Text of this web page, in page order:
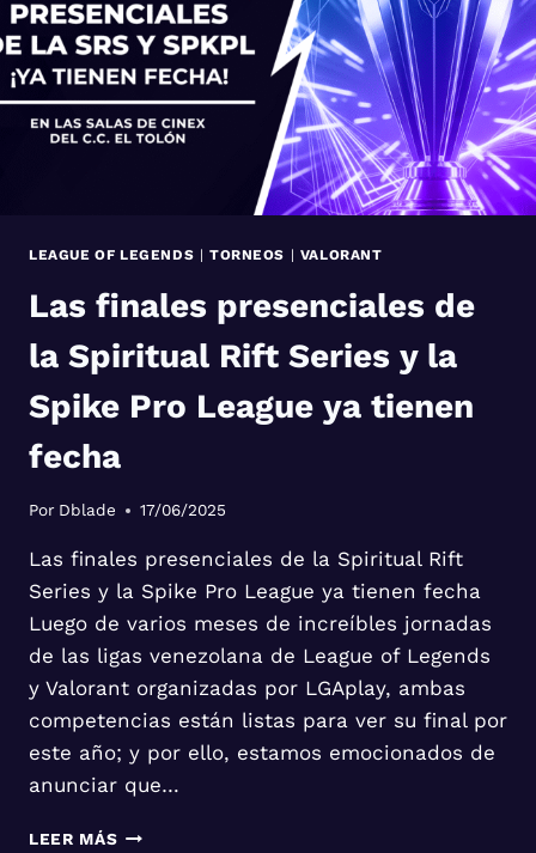
LAS
LIGAS
NACIONALES
DE
LOL
Y
LEAGUE OF LEGENDS | TORNEOS | VALORANT
Las finales presenciales de
la Spiritual Rift Series y la
Spike Pro League ya tienen
fecha
Por Dblade 17/06/2025
Las finales presenciales de la Spiritual Rift
Series y la Spike Pro League ya tienen fecha
Luego de varios meses de increíbles jornadas
de las ligas venezolana de League of Legends
y Valorant organizadas por LGAplay, ambas
competencias están listas para ver su final por
este año; y por ello, estamos emocionados de
anunciar que…
LEER MÁSLAS